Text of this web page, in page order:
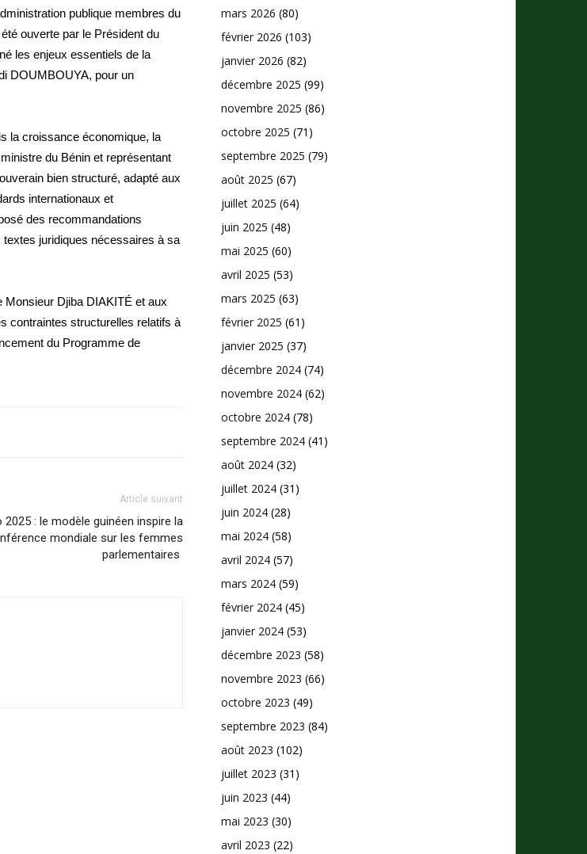
publique membres du
ouverte par le Président du
les enjeux essentiels de la
DOUMBOUYA, pour un
la croissance économique, la
du Bénin et représentant
bien structuré, adapté aux
internationaux et
des recommandations
textes juridiques nécessaires à sa
Djiba DIAKITÉ et aux
contraintes structurelles relatifs à
du Programme de
Article suivant
2025 : le modèle guinéen inspire la
mondiale sur les femmes
parlementaires
mars 2026 (80)
février 2026 (103)
janvier 2026 (82)
décembre 2025 (99)
novembre 2025 (86)
octobre 2025 (71)
septembre 2025 (79)
août 2025 (67)
juillet 2025 (64)
juin 2025 (48)
mai 2025 (60)
avril 2025 (53)
mars 2025 (63)
février 2025 (61)
janvier 2025 (37)
décembre 2024 (74)
novembre 2024 (62)
octobre 2024 (78)
septembre 2024 (41)
août 2024 (32)
juillet 2024 (31)
juin 2024 (28)
mai 2024 (58)
avril 2024 (57)
mars 2024 (59)
février 2024 (45)
janvier 2024 (53)
décembre 2023 (58)
novembre 2023 (66)
octobre 2023 (49)
septembre 2023 (84)
août 2023 (102)
juillet 2023 (31)
juin 2023 (44)
mai 2023 (30)
avril 2023 (22)